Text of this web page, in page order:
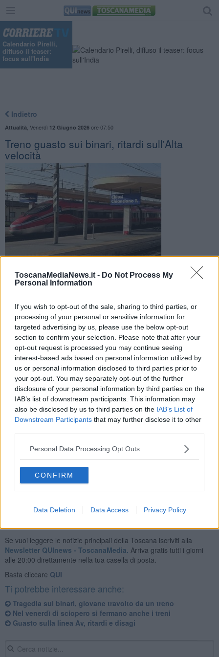
ToscanaMediaNews.it - Do Not Process My
Personal Information
If you wish to opt-out of the sale, sharing to third parties, or
processing of your personal or sensitive information for
targeted advertising by us, please use the below opt-out
section to confirm your selection. Please note that after your
opt-out request is processed you may continue seeing
interest-based ads based on personal information utilized by
us or personal information disclosed to third parties prior to
your opt-out. You may separately opt-out of the further
disclosure of your personal information by third parties on the
IAB’s list of downstream participants. This information may
also be disclosed by us to third parties on the IAB’s List of
Downstream Participants that may further disclose it to other
Personal Data Processing Opt Outs
CONFIRM
Data Deletion Data Access Privacy Policy
Calendario Pirelli,
diffuso il teaser:
focus sull'India
Indietro
Attualità Venerdì 12 Giugno 2026ore 07:50
Treno guasto sui binari, ritardi sull'Alta
velocità
Foto di repertorio
Il convoglio si è arrestato in linea per un inconveniente
oltre un'ora
CHIUSI —Serata difficile, ieri, sulla lineaAlta velocità Roma-
Firenzein direzione del capoluogo toscano dove i treni hanno
subito ritardi di oltre un'ora.
Alle 19,10 si è infatti verificato un guasto a un treno, rimasto fermo
sui binari in prossimità diChiusi. Rapidamente sono maturati
ritardi, quantificati da Rfi prima in 40 minuti e poi in70 minuti.
L'inconveniente tecnico è stato risolto solo alle 20,45 quando è
ripresa con regolarità la circolazione ferroviaria.
Se vuoi leggere le notizie principali della Toscana iscriviti alla
Newsletter QUInews - ToscanaMedia. Arriva gratis tutti i giorni
alle 20:00 direttamente nella tua casella di posta.
Basta cliccare QUI
Ti potrebbe interessare anche:
Tragedia sui binari, giovane travolto da un treno
Nel venerdì di sciopero si fermano anche i treni
Guasto sulla linea Av, ritardi e disagi